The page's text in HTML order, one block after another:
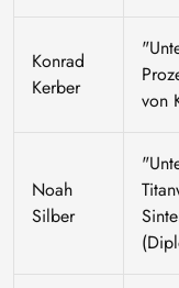
Konrad
Kerber
von
Noah
Silber